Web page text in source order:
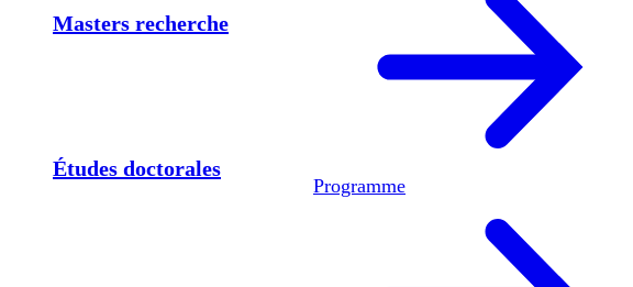
Programme
Masters recherche
Études doctorales